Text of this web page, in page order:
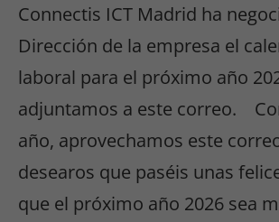
Connectis ICT Madrid ha
Dirección de la empresa el
laboral para el próximo año
adjuntamos a este correo.
año, aprovechamos este
desearos que paséis unas
que el próximo año 2026 sea